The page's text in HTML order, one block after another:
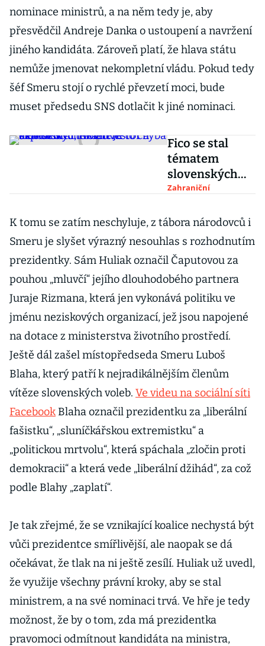
nominace ministrů, a na něm tedy je, aby
přesvědčil Andreje Danka o ustoupení a navržení
jiného kandidáta. Zároveň platí, že hlava státu
nemůže jmenovat nekompletní vládu. Pokud tedy
šéf Smeru stojí o rychlé převzetí moci, bude
muset předsedu SNS dotlačit k jiné nominaci.
Fico se stal
tématem
slovenských
voleb. Je to
demokratů,
říká investor a
expolitik
Zahraniční
K tomu se zatím neschyluje, z tábora národovců i
Smeru je slyšet výrazný nesouhlas s rozhodnutím
prezidentky. Sám Huliak označil Čaputovou za
pouhou „mluvčí“ jejího dlouhodobého partnera
Juraje Rizmana, která jen vykonává politiku ve
jménu neziskových organizací, jež jsou napojené
na dotace z ministerstva životního prostředí.
Ještě dál zašel místopředseda Smeru Luboš
Blaha, který patří k nejradikálnějším členům
vítěze slovenských voleb. Ve videu na sociální síti
FacebookBlaha označil prezidentku za „liberální
fašistku“, „sluníčkářskou extremistku“ a
„politickou mrtvolu“, která spáchala „zločin proti
demokracii“ a která vede „liberální džihád“, za což
podle Blahy „zaplatí“.
Je tak zřejmé, že se vznikající koalice nechystá být
vůči prezidentce smířlivější, ale naopak se dá
očekávat, že tlak na ni ještě zesílí. Huliak už uvedl,
že využije všechny právní kroky, aby se stal
ministrem, a na své nominaci trvá. Ve hře je tedy
možnost, že by o tom, zda má prezidentka
pravomoci odmítnout kandidáta na ministra,